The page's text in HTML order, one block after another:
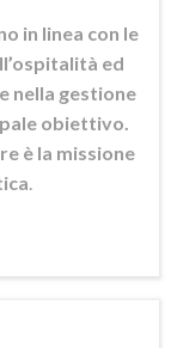
in linea con le
ed
nella gestione
obiettivo.
è la missione